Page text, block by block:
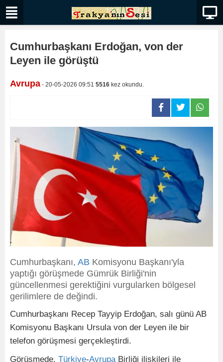
Cumhurbaşkanı Erdoğan, von der
Leyen ile görüştü
Avrupa - 20-05-2026 09:51 5516 kez okundu.
Cumhurbaşkanı, AB Komisyonu Başkanı'yla
yaptığı görüşmede Gümrük Birliği'nin
güncellenmesi gerektiğini vurgularken bölgesel
gerilimlere de değindi.
Cumhurbaşkanı Recep Tayyip Erdoğan, salı günü AB
Komisyonu Başkanı Ursula von der Leyen ile bir
telefon görüşmesi gerçekleştirdi.
Görüşmede, Türkiye-AvrupaBirliği ilişkileri ile